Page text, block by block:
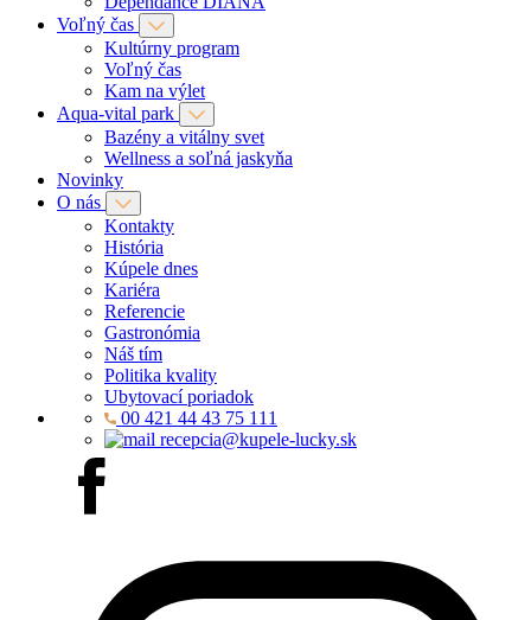
Voľný čas
Kultúrny program
Voľný čas
Kam na výlet
Aqua-vital park
Bazény a vitálny svet
Wellness a soľná jaskyňa
Novinky
O nás
Kontakty
História
Kúpele dnes
Kariéra
Referencie
Gastronómia
Náš tím
Politika kvality
Ubytovací poriadok
00 421 44 43 75 111
recepcia@kupele-lucky.sk